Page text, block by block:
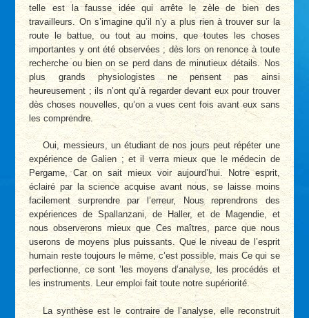
telle est la fausse idée qui arrête le zèle de bien des
travailleurs. On s’imagine qu’il n’y a plus rien à trouver sur la
route le battue, ou tout au moins, que toutes les choses
importantes y ont été observées ; dès lors on renonce à toute
recherche ou bien on se perd dans de minutieux détails. Nos
plus grands physiologistes ne pensent pas ainsi
heureusement ; ils n’ont qu’à regarder devant eux pour trouver
dès choses nouvelles, qu’on a vues cent fois avant eux sans
les comprendre.
Oui, messieurs, un étudiant de nos jours peut répéter une
expérience de Galien ; et il verra mieux que le médecin de
Pergame, Car on sait mieux voir aujourd’hui. Notre esprit,
éclairé par la science acquise avant nous, se laisse moins
facilement surprendre par l’erreur, Nous reprendrons des
expériences de Spallanzani, de Haller, et de Magendie, et
nous observerons mieux que Ces maîtres, parce que nous
userons de moyens plus puissants. Que le niveau de l’esprit
humain reste toujours le même, c’est possible, mais Ce qui se
perfectionne, ce sont ’les moyens d’analyse, les procédés et
les instruments. Leur emploi fait toute notre supériorité.
La synthèse est le contraire de l’analyse, elle reconstruit